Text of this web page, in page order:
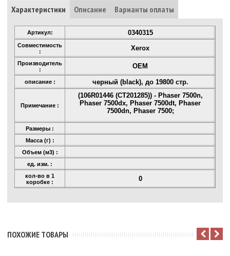
Характеристики Описание Варианты оплаты
Артикул: 0340315
Совместимость
:
Xerox
Производитель
:
OEM
описание : черный (black), до 19800 стр.
Примечание :
(106R01446 (CT201285)) - Phaser 7500n,
Phaser 7500dx, Phaser 7500dt, Phaser
7500dn, Phaser 7500;
Размеры :
Масса (г) :
Объем (м3) :
ед. изм. :
кол-во в 1
коробке :
0
ПОХОЖИЕ ТОВАРЫ